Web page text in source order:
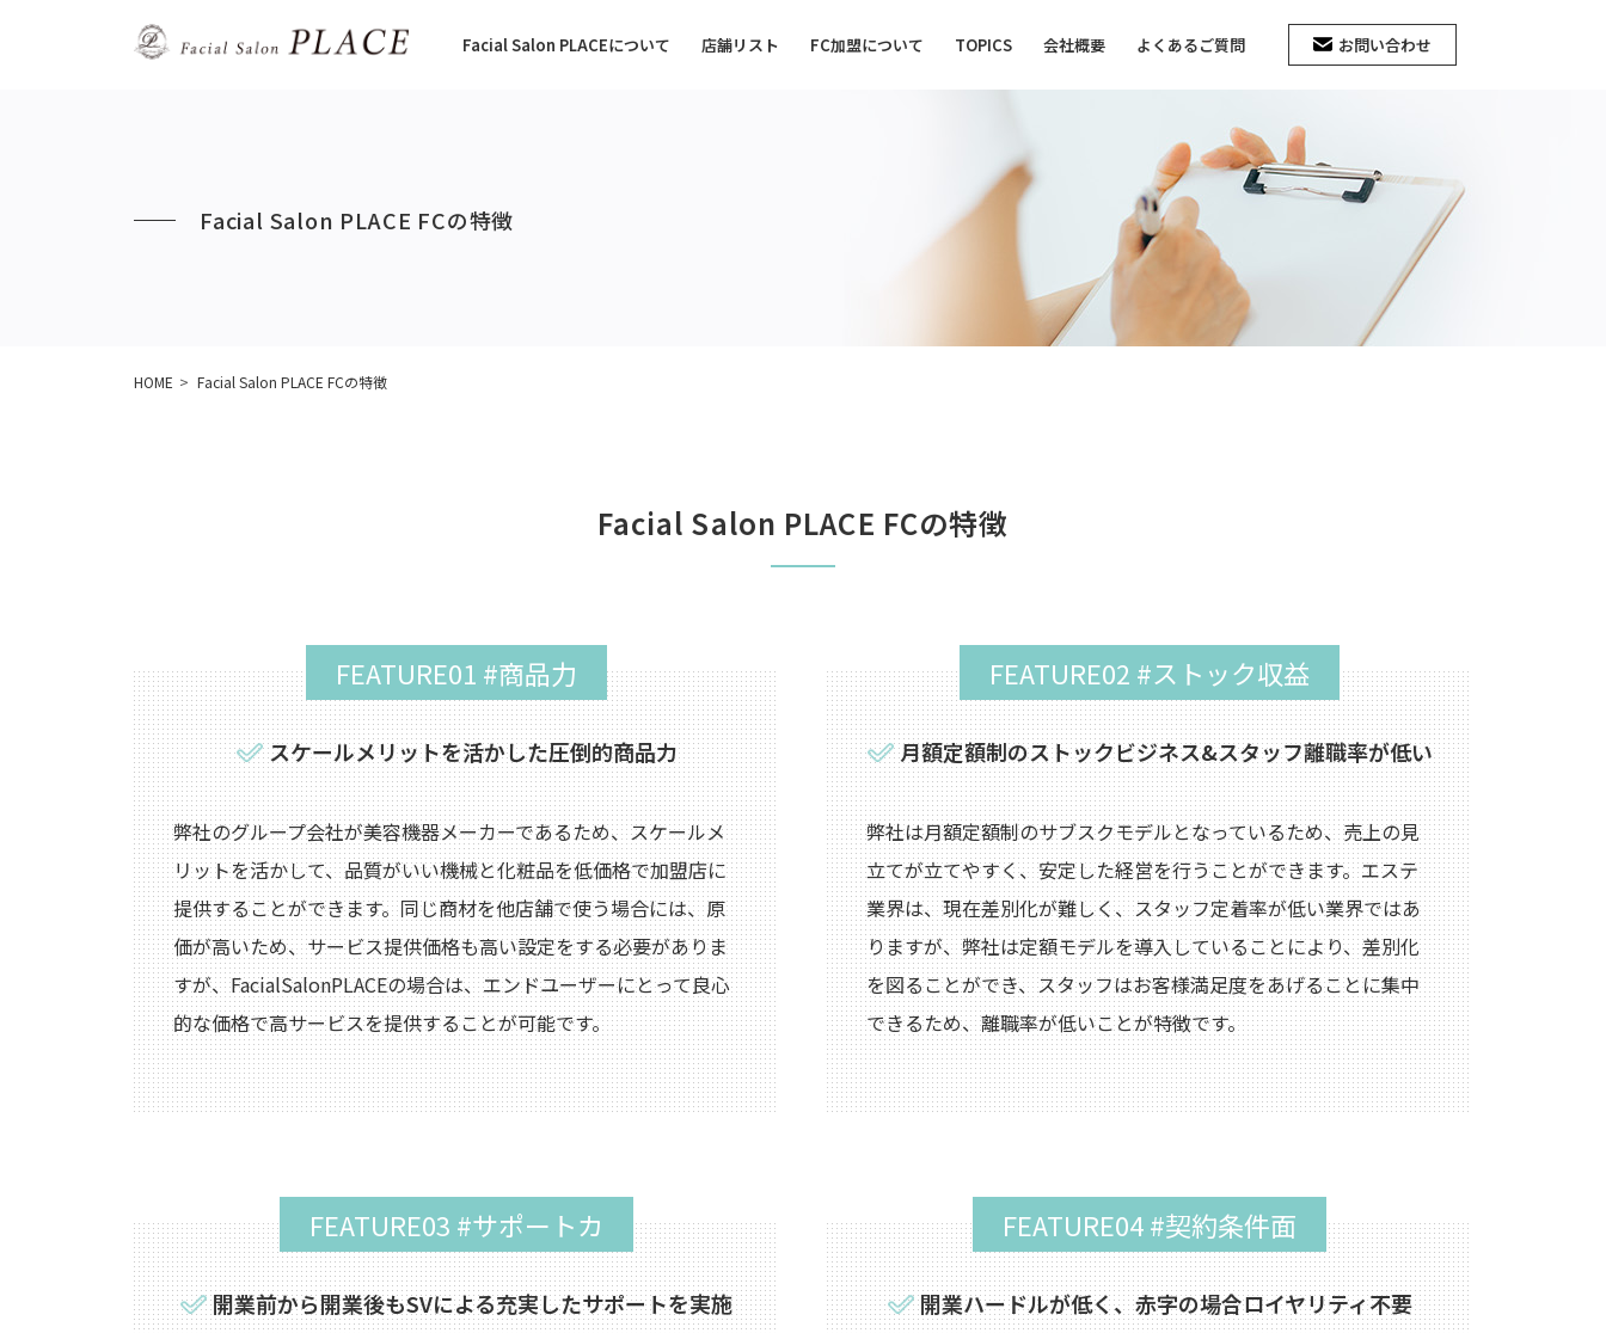
Facial Salon PLACEについて 店舗リスト FC加盟について TOPICS 会社概要 よくあるご質問 お問い合わせ
Facial Salon PLACE FCの特徴
HOME Facial Salon PLACE FCの特徴
Facial Salon PLACE FCの特徴
FEATURE01 #商品力
スケールメリットを活かした圧倒的商品力
弊社のグループ会社が美容機器メーカーであるため、スケールメ
リットを活かして、品質がいい機械と化粧品を低価格で加盟店に
提供することができます。同じ商材を他店舗で使う場合には、原
価が高いため、サービス提供価格も高い設定をする必要がありま
すが、FacialSalonPLACEの場合は、エンドユーザーにとって良心
的な価格で高サービスを提供することが可能です。
FEATURE02 #ストック収益
月額定額制のストックビジネス&スタッフ離職率が低い
弊社は月額定額制のサブスクモデルとなっているため、売上の見
立てが立てやすく、安定した経営を行うことができます。エステ
業界は、現在差別化が難しく、スタッフ定着率が低い業界ではあ
りますが、弊社は定額モデルを導入していることにより、差別化
を図ることができ、スタッフはお客様満足度をあげることに集中
できるため、離職率が低いことが特徴です。
FEATURE03 #サポートカ
開業前から開業後もSVによる充実したサポートを実施
FEATURE04 #契約条件面
開業ハードルが低く、赤字の場合ロイヤリティ不要